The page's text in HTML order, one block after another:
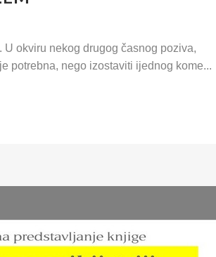
okviru nekog drugog časnog poziva,
potrebna, nego izostaviti ijednog kome...